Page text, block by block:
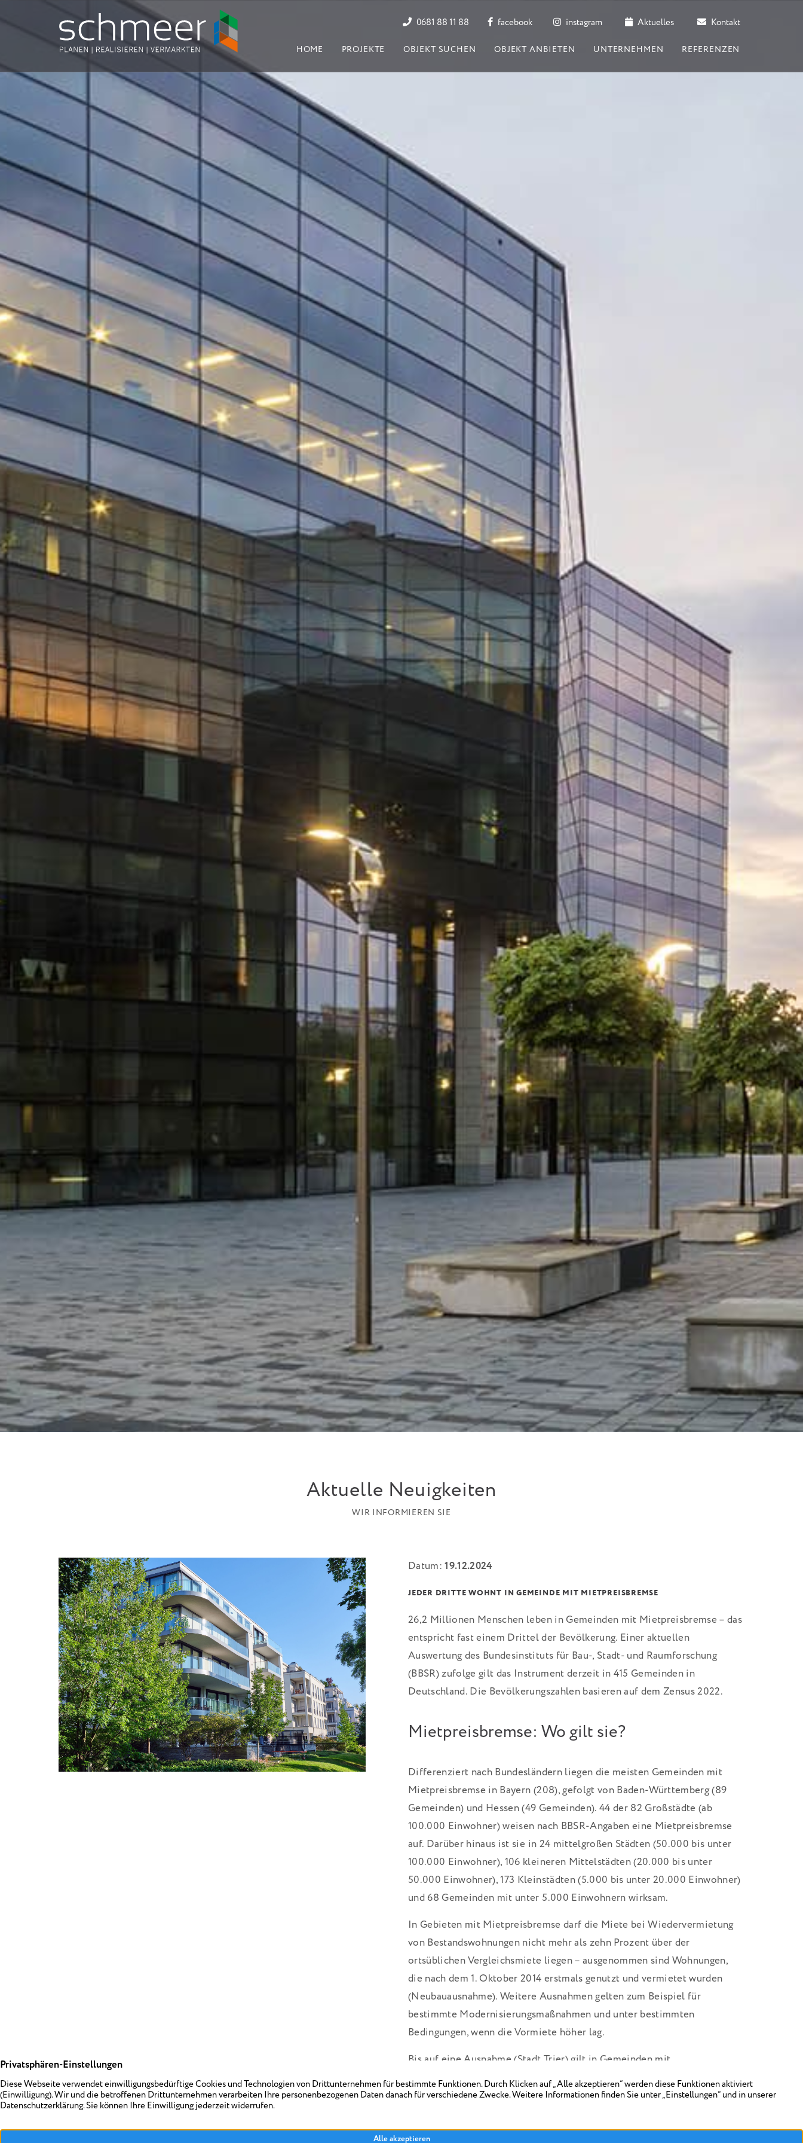
0681 88 11 88 facebook instagram Aktuelles Kontakt
HOME PROJEKTE OBJEKT SUCHEN OBJEKT ANBIETEN UNTERNEHMEN REFERENZEN
Aktuelle Neuigkeiten
WIR INFORMIEREN SIE
Datum:19.12.2024
JEDER DRITTE WOHNT IN GEMEINDE MIT MIETPREISBREMSE
26,2 Millionen Menschen leben in Gemeinden mit Mietpreisbremse – das
entspricht fast einem Drittel der Bevölkerung. Einer aktuellen
Auswertung des Bundesinstituts für Bau-, Stadt- und Raumforschung
(BBSR) zufolge gilt das Instrument derzeit in 415 Gemeinden in
Deutschland. Die Bevölkerungszahlen basieren auf dem Zensus 2022.
Mietpreisbremse: Wo gilt sie?
Differenziert nach Bundesländern liegen die meisten Gemeinden mit
Mietpreisbremse in Bayern (208), gefolgt von Baden-Württemberg (89
Gemeinden) und Hessen (49 Gemeinden). 44 der 82 Großstädte (ab
100.000 Einwohner) weisen nach BBSR-Angaben eine Mietpreisbremse
auf. Darüber hinaus ist sie in 24 mittelgroßen Städten (50.000 bis unter
100.000 Einwohner), 106 kleineren Mittelstädten (20.000 bis unter
50.000 Einwohner), 173 Kleinstädten (5.000 bis unter 20.000 Einwohner)
und 68 Gemeinden mit unter 5.000 Einwohnern wirksam.
In Gebieten mit Mietpreisbremse darf die Miete bei Wiedervermietung
von Bestandswohnungen nicht mehr als zehn Prozent über der
ortsüblichen Vergleichsmiete liegen – ausgenommen sind Wohnungen,
die nach dem 1. Oktober 2014 erstmals genutzt und vermietet wurden
(Neubauausnahme). Weitere Ausnahmen gelten zum Beispiel für
bestimmte Modernisierungsmaßnahmen und unter bestimmten
Bedingungen, wenn die Vormiete höher lag.
Bis auf eine Ausnahme (Stadt Trier) gilt in Gemeinden mit
Mietpreisbremse auch eine abgesenkte Kappungsgrenze. Vermieterinnen
und Vermieter dürfen demnach die Mieten in bestehenden Mietverträgen
ohne abgesenkte Kappungsgrenze dürfen diese Bestandsmieten hingegen